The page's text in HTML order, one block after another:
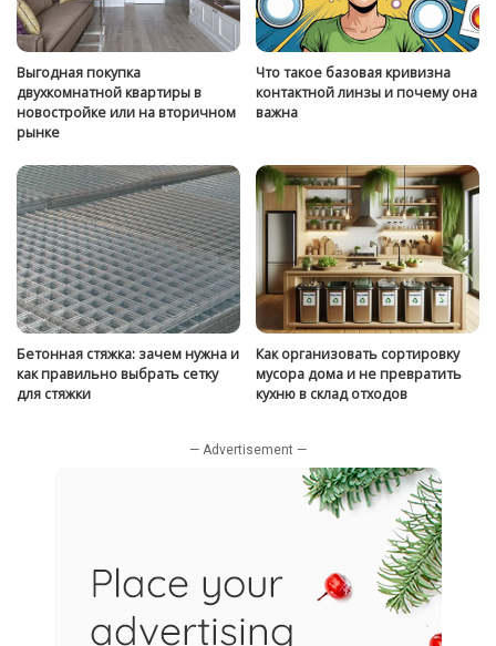
Выгодная покупка
двухкомнатной квартиры в
новостройке или на вторичном
рынке
Что такое базовая кривизна
контактной линзы и почему она
важна
Бетонная стяжка: зачем нужна и
как правильно выбрать сетку
для стяжки
Как организовать сортировку
мусора дома и не превратить
кухню в склад отходов
— Advertisement —